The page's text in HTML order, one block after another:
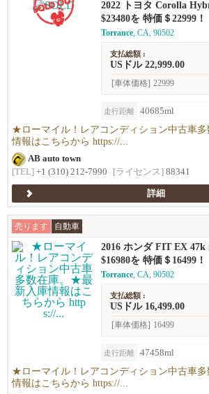
2022 トヨタ Corolla
$23480を 特価＄22999！
Torrance, CA, 90502
支払総額 :
USドル 22,999.00
[車体価格] 22999
走行距離 40685ml
★ローマイル！レアコンディション中古車
情報はこちらから https://...
AB auto town
[TEL] +1 (310) 212-7990 [ライセンス] 88341
詳細
売ります 自動車
2016 ホンダ FIT EX 47k
$16980を 特価＄16499！
Torrance, CA, 90502
支払総額 :
USドル 16,499.00
[車体価格] 16499
走行距離 47458ml
★ローマイル！レアコンディション中古車
情報はこちらから https://...